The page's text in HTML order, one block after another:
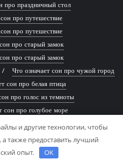
про праздничный стол
про путешествие
про путешествие
про старый замок
про старый замок
Что означает сон про чужой город
сон про белая птица
про голос из темноты
сон про голубое море
сон про голубое море
про живописная река
и другие технологии, чтобы
также предоставить лучший
опыт.
OK